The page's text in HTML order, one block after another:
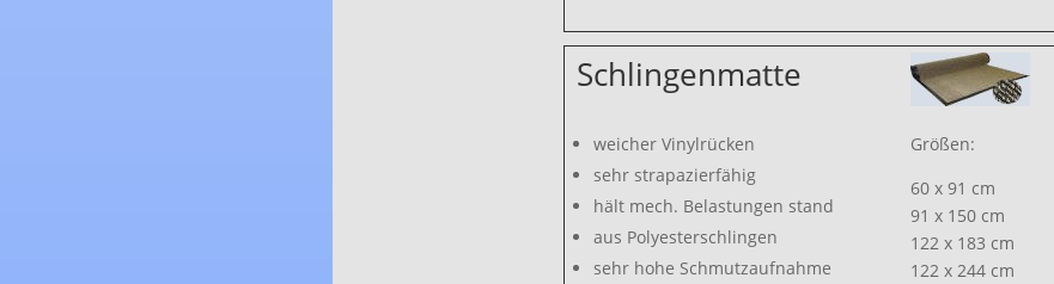
Schlingenmatte
weicher Vinylrücken
sehr strapazierfähig
hält mech. Belastungen stand
aus Polyesterschlingen
sehr hohe Schmutzaufnahme
Größen:
60 x 91 cm
91 x 150 cm
122 x 183 cm
122 x 244 cm